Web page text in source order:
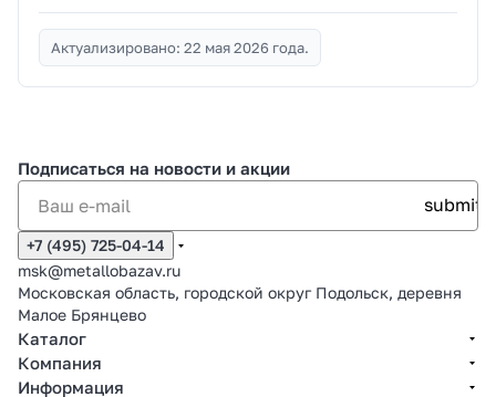
Актуализировано: 22 мая 2026 года.
Подписаться на новости и акции
+7 (495) 725-04-14
msk@metallobazav.ru
Московская область, городской округ Подольск, деревня
Малое Брянцево
Каталог
Компания
Информация